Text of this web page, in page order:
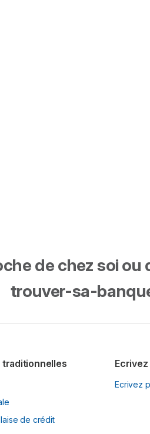
de chez soi
trouver-sa-
traditionnelles
de crédit
Ecrivez